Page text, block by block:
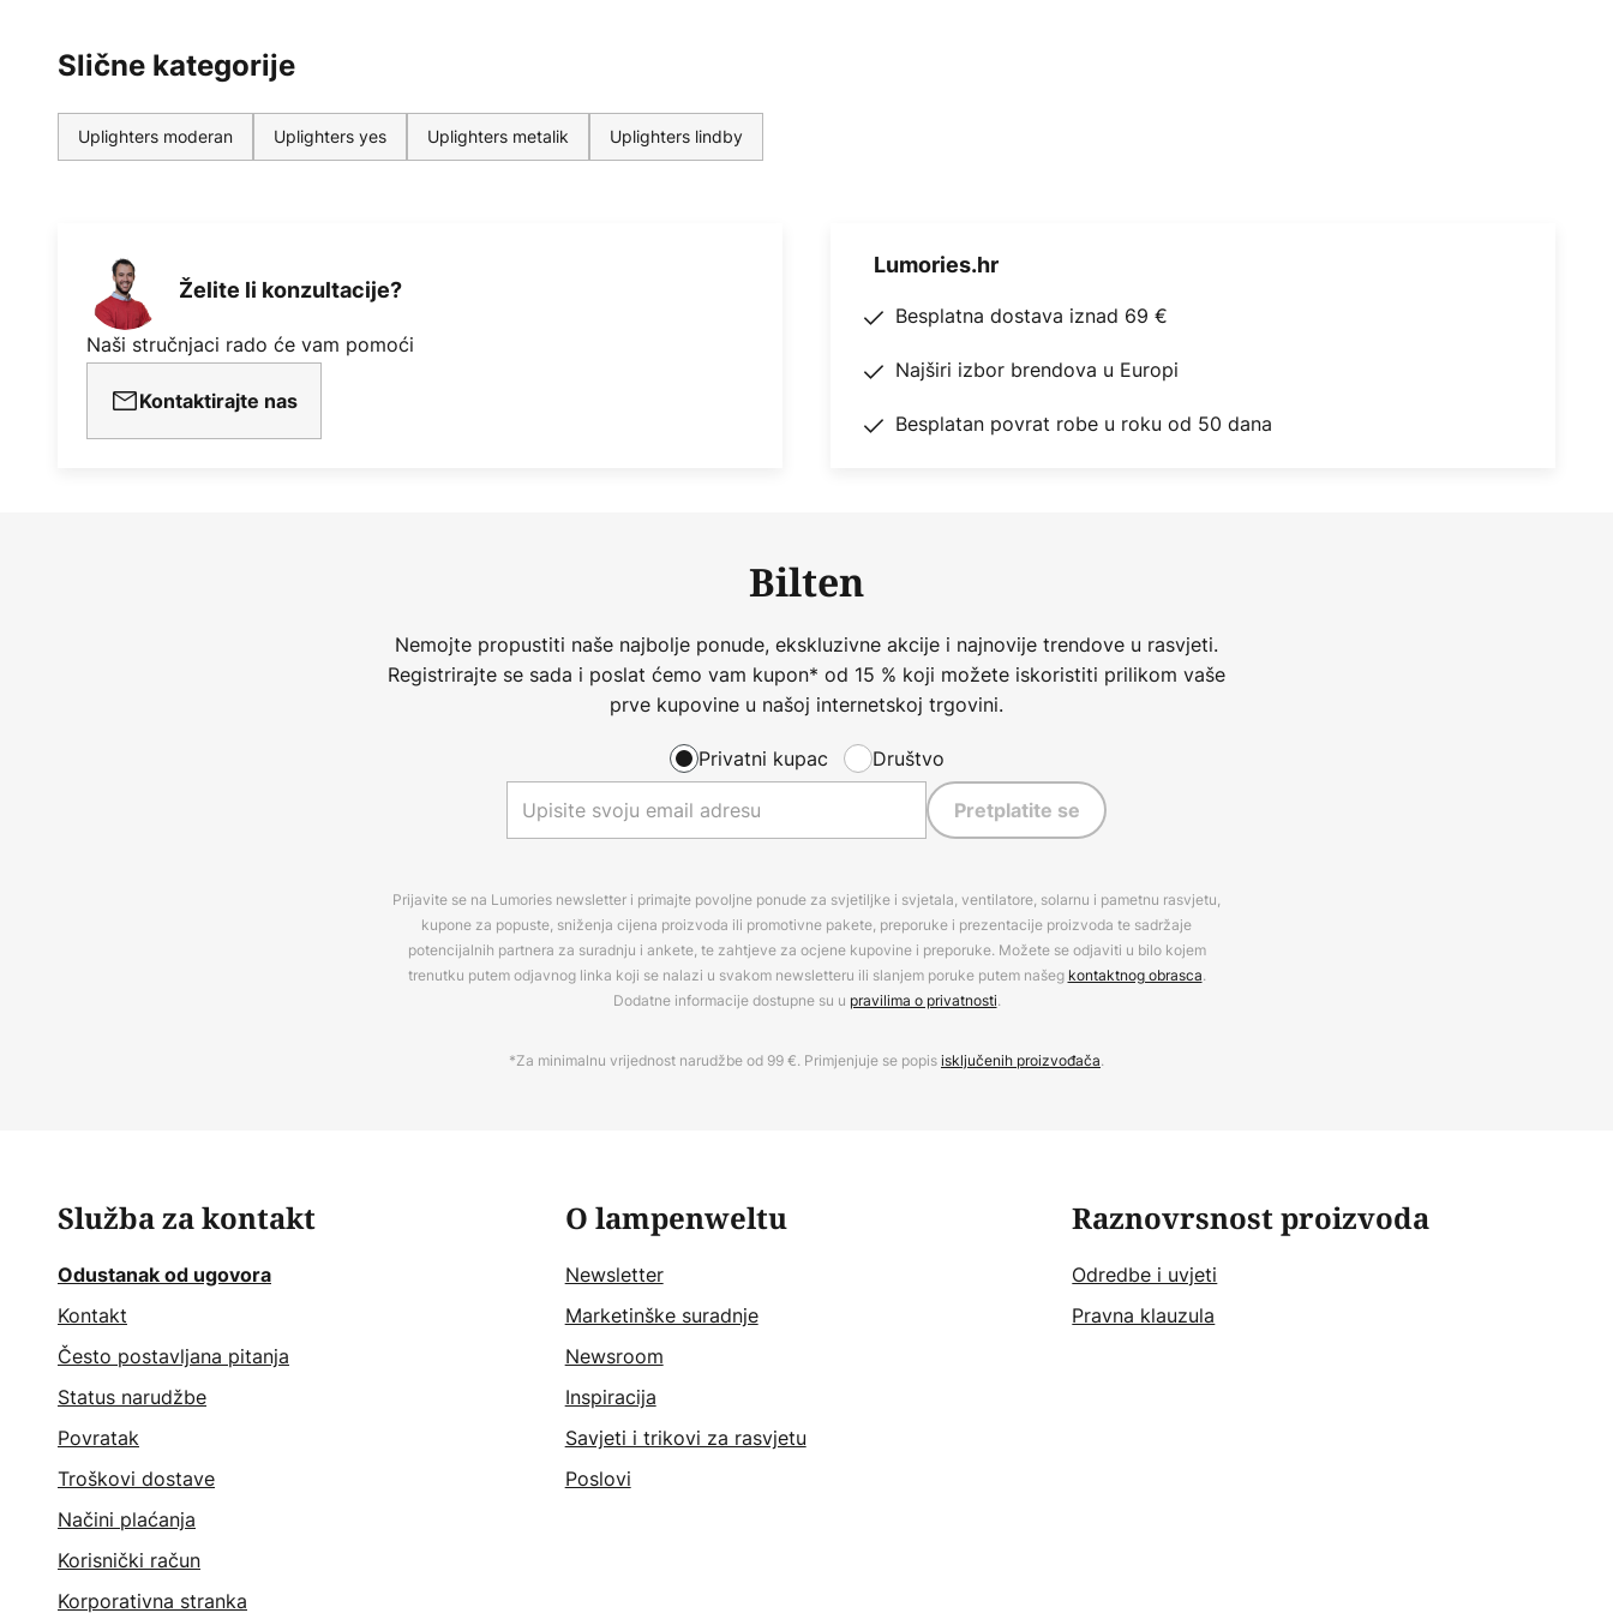
tamnije. Činjenica da su i stropni reflektor i lampa za čitanje
osvijetljeni LED diodama znači da se može postići dobra
energetska učinkovitost, obećavajući jaku svjetlost i nisku
potrošnju energije.
Slične kategorije
Uplighters moderan Uplighters yes Uplighters metalik Uplighters lindby
Želite li konzultacije?
Naši stručnjaci rado će vam pomoći
Kontaktirajte nas
Lumories.hr
Besplatna dostava iznad 69 €
Najširi izbor brendova u Europi
Besplatan povrat robe u roku od 50 dana
Bilten
Nemojte propustiti naše najbolje ponude, ekskluzivne akcije i najnovije trendove u rasvjeti.
Registrirajte se sada i poslat ćemo vam kupon* od 15 % koji možete iskoristiti prilikom vaše
prve kupovine u našoj internetskoj trgovini.
Privatni kupac Društvo
Pretplatite se
Prijavite se na Lumories newsletter i primajte povoljne ponude za svjetiljke i svjetala, ventilatore, solarnu i pametnu rasvjetu,
kupone za popuste, sniženja cijena proizvoda ili promotivne pakete, preporuke i prezentacije proizvoda te sadržaje
potencijalnih partnera za suradnju i ankete, te zahtjeve za ocjene kupovine i preporuke. Možete se odjaviti u bilo kojem
trenutku putem odjavnog linka koji se nalazi u svakom newsletteru ili slanjem poruke putem našeg kontaktnog obrasca.
Dodatne informacije dostupne su u pravilima o privatnosti.
*Za minimalnu vrijednost narudžbe od 99 €. Primjenjuje se popisisključenih proizvođača.
Služba za kontakt
Odustanak od ugovora
Kontakt
Često postavljana pitanja
Status narudžbe
Povratak
Troškovi dostave
Načini plaćanja
Korisnički račun
Korporativna stranka
O lampenweltu
Newsletter
Marketinške suradnje
Newsroom
Inspiracija
Savjeti i trikovi za rasvjetu
Poslovi
Raznovrsnost proizvoda
Odredbe i uvjeti
Pravna klauzula